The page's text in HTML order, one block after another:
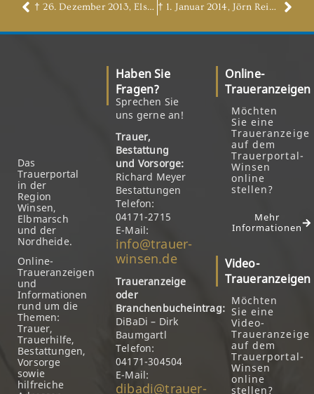
† 26. Dezember 2013, Elsbeth Tschersich, geb. Ruschmeyer † 1. Januar 2014, Jörn Reimers
Das
Trauerportal
in der
Region
Winsen,
Elbmarsch
und der
Nordheide.
Online-
Traueranzeigen
und
Informationen
rund um die
Themen:
Trauer,
Trauerhilfe,
Bestattungen,
Vorsorge
sowie
hilfreiche
Haben Sie
Fragen?
Sprechen Sie
uns gerne an!
Trauer,
Bestattung
und Vorsorge:
Richard Meyer
Bestattungen
Telefon:
04171-2715
E-Mail:
info@trauer-
winsen.de
Traueranzeige
oder
Branchenbucheintrag:
DiBaDi – Dirk
Baumgartl
Telefon:
04171-304504
E-Mail:
dibadi@trauer-
Online-
Traueranzeigen
Möchten
Sie eine
Traueranzeige
auf dem
Trauerportal-
Winsen
online
stellen?
Mehr
Informationen
Video-
Traueranzeigen
Möchten
Sie eine
Video-
Traueranzeige
auf dem
Trauerportal-
Winsen
online
stellen?